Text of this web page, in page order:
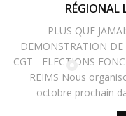
RÉGIONAL
PLUS QUE
DEMONSTRATION
CGT - ELECTIONS
REIMS Nous
octobre prochain